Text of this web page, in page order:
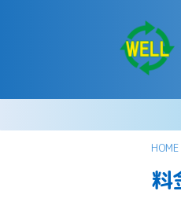
HOME
料